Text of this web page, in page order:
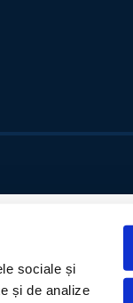
sociale și
și de analize